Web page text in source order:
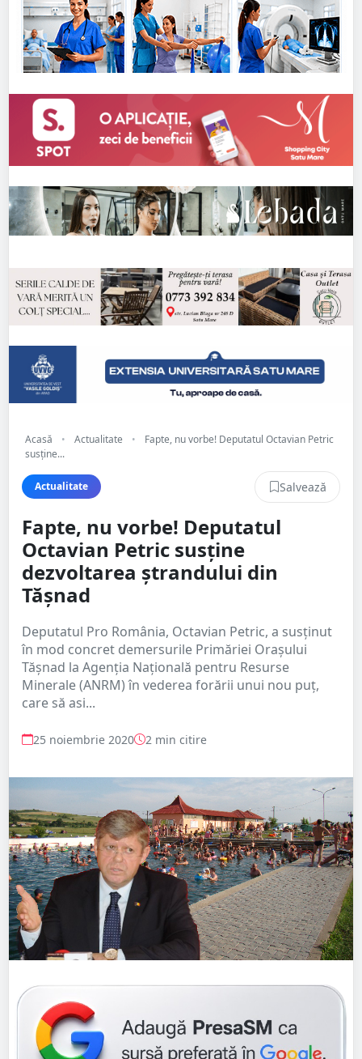
Acasă • Actualitate •
Fapte, nu vorbe! Deputatul Octavian Petric
susține...
Actualitate Salvează
Fapte, nu vorbe! Deputatul
Octavian Petric susține
dezvoltarea ștrandului din
Tășnad
Deputatul Pro România, Octavian Petric, a susținut
în mod concret demersurile Primăriei Orașului
Tășnad la Agenția Națională pentru Resurse
Minerale (ANRM) în vederea forării unui nou puț,
care să asi...
25 noiembrie 2020 2 min citire